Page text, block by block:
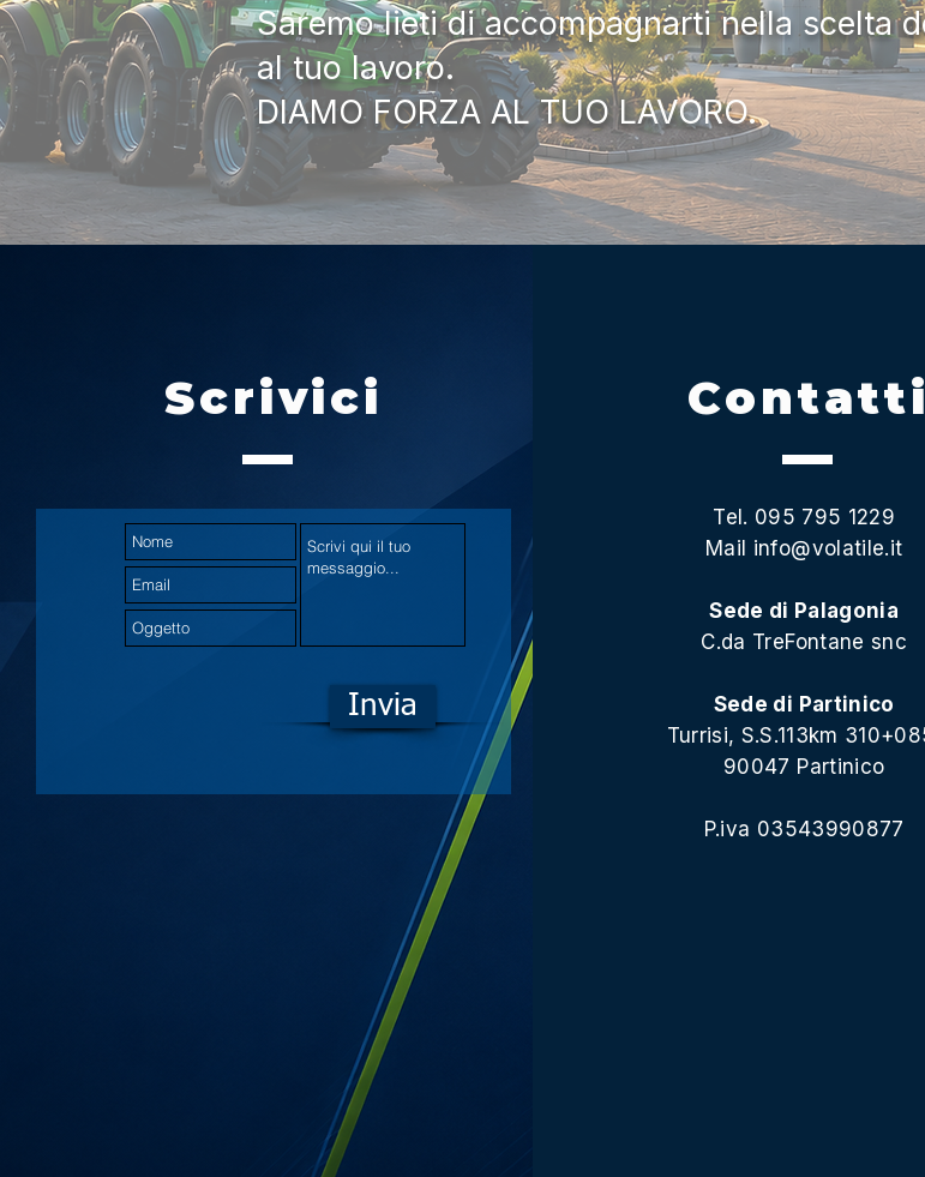
Saremo lieti di accompagnarti nella scelta
al tuo lavoro.
DIAMO FORZA AL TUO LAVORO.
Scrivici
Invia
Contatti
Tel. 095 795 1229
Mail info@volatile.it
Sede di Palagonia
C.da TreFontane snc
Sede di Partinico
Turrisi, S.S.113km
90047 Partinico
P.iva 03543990877